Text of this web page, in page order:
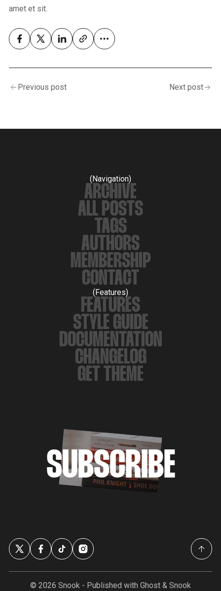
amet et sit.
Previous post Next post
(Navigation)
ARCHIVE
ALL POSTS
TAGS
AUTHORS
MEMBERSHIP
CONTACT
(Features)
FEATURES
STYLE GUIDE
DOCUMENTATION
CHANGELOG
GET THEME
SUBSCRIBE
© 2026 Snook - Published with Ghost & Snook